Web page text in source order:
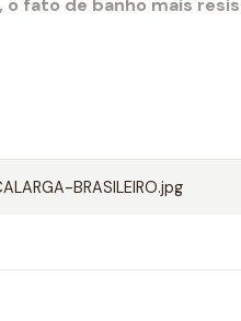
o fato de banho mais
BRASILEIRO.jpg